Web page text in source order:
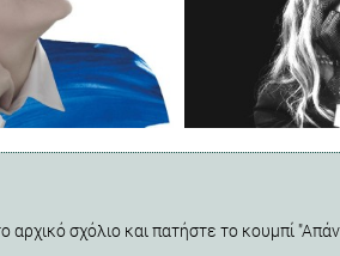
σχόλιο και πατήστε το κουμπί